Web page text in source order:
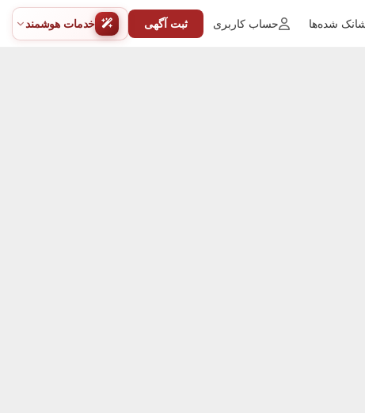
خدمات هوشمند ثبت آگهی حساب کاربری شده‌ها